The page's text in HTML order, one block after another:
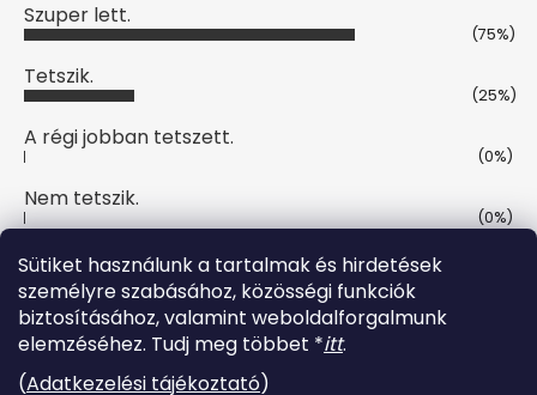
Sütiket használunk a tartalmak és hirdetések
személyre szabásához, közösségi funkciók
biztosításához, valamint weboldalforgalmunk
elemzéséhez. Tudj meg többet *itt.
(Adatkezelési tájékoztató)
Szuper lett.
(75%)
Tetszik.
(25%)
A régi jobban tetszett.
(0%)
Nem tetszik.
(0%)
Szavazatok száma:4
Online fizetési lehetőséget biztosítunk